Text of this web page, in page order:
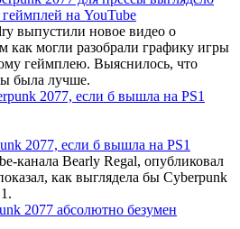
на YouTube
выпустили новое видео о
как могли разобрали графику игры
геймплею. Выяснилось, что
была лучше.
2077, если б вышла на PS1
канала Bearly Regal, опубликовал
как выглядела бы Cyberpunk